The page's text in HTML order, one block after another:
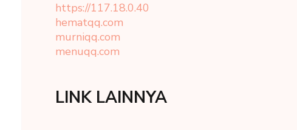
https://117.18.0.40
hematqq.com
murniqq.com
menuqq.com
LINK LAINNYA